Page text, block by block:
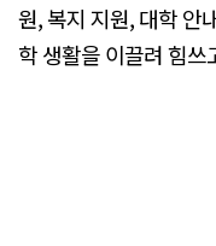
원, 복지 지원, 대학 안
학 생활을 이끌려 힘쓰